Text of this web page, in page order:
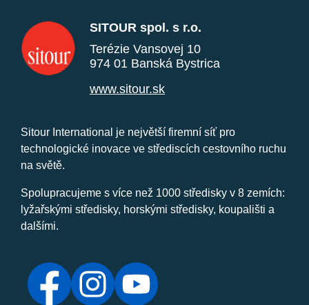
SITOUR spol. s r.o.
Terézie Vansovej 10
974 01 Banská Bystrica
www.sitour.sk
Sitour International je největší firemní síť pro
technologické inovace ve střediscích cestovního ruchu
na světě.
Spolupracujeme s více než 1000 středisky v 8 zemích:
lyžařskými středisky, horskými středisky, koupališti a
dalšími.